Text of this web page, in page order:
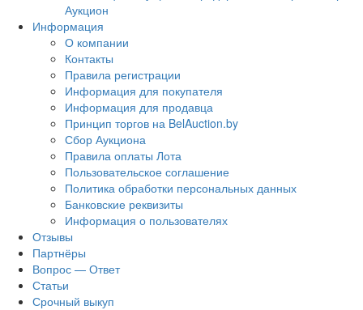
Аукцион
Информация
О компании
Контакты
Правила регистрации
Информация для покупателя
Информация для продавца
Принцип торгов на BelAuction.by
Сбор Аукциона
Правила оплаты Лота
Пользовательское соглашение
Политика обработки персональных данных
Банковские реквизиты
Информация о пользователях
Отзывы
Партнёры
Вопрос — Ответ
Статьи
Срочный выкуп